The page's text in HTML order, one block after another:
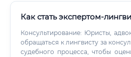
Как стать экспертом-
Консультирование: Юристы,
обращаться к лингвисту за
судебного процесса, чтобы